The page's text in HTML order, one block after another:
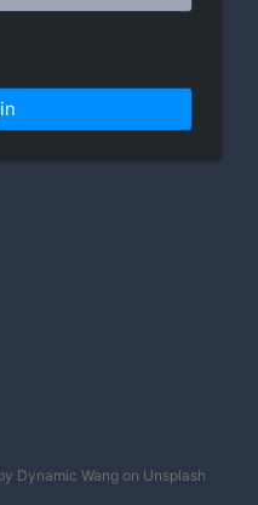
Dynamic Wang on Unsplash